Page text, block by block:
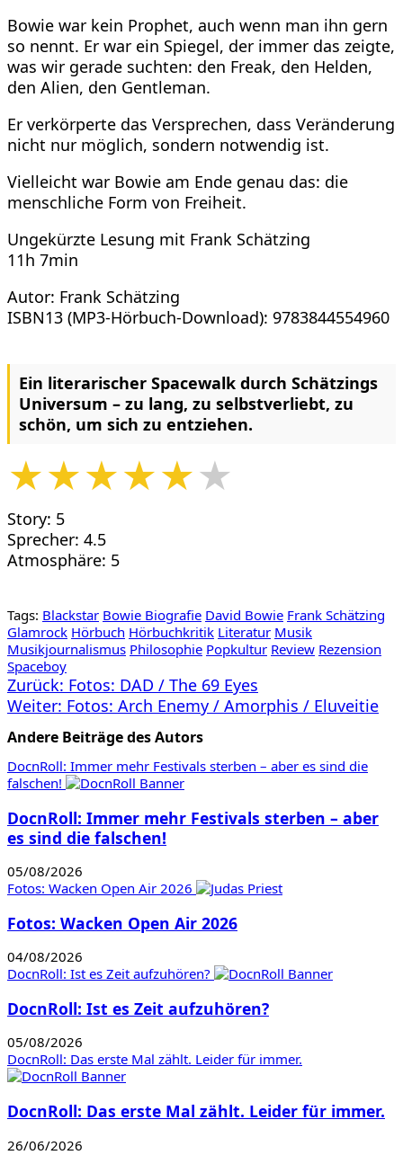
Bowie war kein Prophet, auch wenn man ihn gern
so nennt. Er war ein Spiegel, der immer das zeigte,
was wir gerade suchten: den Freak, den Helden,
den Alien, den Gentleman.
Er verkörperte das Versprechen, dass Veränderung
nicht nur möglich, sondern notwendig ist.
Vielleicht war Bowie am Ende genau das: die
menschliche Form von Freiheit.
Ungekürzte Lesung mit Frank Schätzing
11h 7min
Autor: Frank Schätzing
ISBN13 (MP3-Hörbuch-Download): 9783844554960
Ein literarischer Spacewalk durch Schätzings
Universum – zu lang, zu selbstverliebt, zu
schön, um sich zu entziehen.
★★★★★★
Story: 5
Sprecher: 4.5
Atmosphäre: 5
Tags: Blackstar Bowie Biografie David Bowie Frank Schätzing
Glamrock Hörbuch Hörbuchkritik Literatur Musik
Musikjournalismus Philosophie Popkultur Review Rezension
Spaceboy
Beitragsnavigation
Zurück: Fotos: DAD / The 69 Eyes
Weiter: Fotos: Arch Enemy / Amorphis / Eluveitie
Andere Beiträge des Autors
DocnRoll: Immer mehr Festivals sterben – aber es sind die
falschen!
DocnRoll: Immer mehr Festivals sterben – aber
es sind die falschen!
05/08/2026
Fotos: Wacken Open Air 2026
Fotos: Wacken Open Air 2026
04/08/2026
DocnRoll: Ist es Zeit aufzuhören?
DocnRoll: Ist es Zeit aufzuhören?
05/08/2026
DocnRoll: Das erste Mal zählt. Leider für immer.
DocnRoll: Das erste Mal zählt. Leider für immer.
26/06/2026